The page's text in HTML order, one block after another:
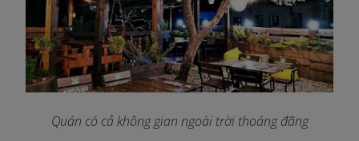
Quán có cả không gian ngoài trời thoáng đãng